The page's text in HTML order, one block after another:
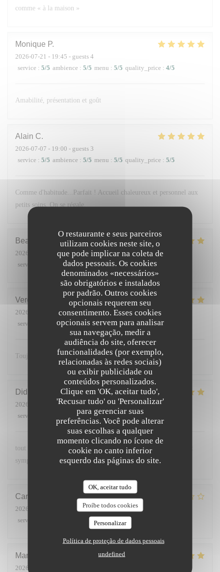
O restaurante e seus parceiros
utilizam cookies neste site, o
que pode implicar na coleta de
dados pessoais. Os cookies
denominados «necessários»
são obrigatórios e instalados
por padrão. Outros cookies
opcionais requerem seu
consentimento. Esses cookies
opcionais servem para analisar
sua navegação, medir a
audiência do site, oferecer
funcionalidades (por exemplo,
relacionadas às redes sociais)
ou exibir publicidade ou
conteúdos personalizados.
Clique em 'OK, aceitar tudo',
'Recusar tudo' ou 'Personalizar'
para gerenciar suas
preferências. Você pode alterar
suas escolhas a qualquer
momento clicando no ícone de
cookie no canto inferior
esquerdo das páginas do site.
OK, aceitar tudo
Proíbe todos cookies
Personalizar
Política de proteção de dados pessoais
undefined
comme « à la maison »
Monique P
2026-07-21 - 19:45 - guests 4
service : 5/5 ambience : 5/5 menu : 5/5 quality_price : 4/5
Amabilité, présentation et goût
Alain C
2026-07-07 - 19:00 - guests 3
service : 5/5 ambience : 5/5 menu : 5/5 quality_price : 5/5
Comme d'habitude...Parfait ! Accueil chaleureux et personnel aux
petits soins. On se régale.
Beatrice
2026-05-28
- 13:15 - guests 2
service
ambience: 5/5 menu: 5 /5 quality_price
Veronique
2026-06-28
- 12:30 - guests 5
service
ambience: 5/5 menu: 5 /5 quality_price:
Toujours excellent et un accueil chaleureux 🥰
Didier
2026-06-26
- 20:15 - guests 4
service
ambience: 5/5 menu: 5/5 quality_price
tout était parfait les plats étaient délicieux et le service parfait et
sympathique
Carine
2026-06-20
- 12:30 - guests 5
service
/5 menu 2/5 quality_price
Maria
2026-06-14